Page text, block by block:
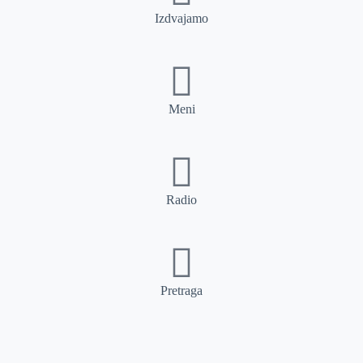
Izdvajamo
Meni
Radio
Pretraga